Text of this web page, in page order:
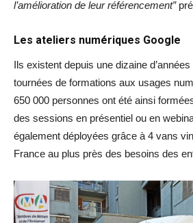
l’amélioration de leur référencement”
Les ateliers numériques Google
Ils existent depuis une dizaine
tournées de formations aux usages
650 000 personnes ont été ainsi
des sessions en présentiel ou en
également déployées grâce à 4 vans
France au plus près des besoins des